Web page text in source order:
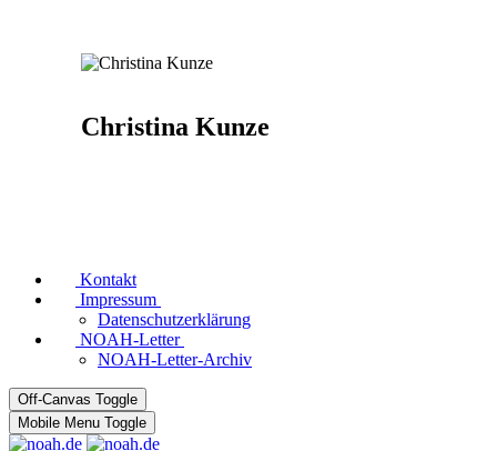
Christina Kunze
Kontakt
Impressum
Datenschutzerklärung
NOAH-Letter
NOAH-Letter-Archiv
Off-Canvas Toggle
Mobile Menu Toggle